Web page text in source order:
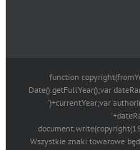
function
Date().getFullYear();var
')+currentYear;var
Wszystkie znaki towarowe